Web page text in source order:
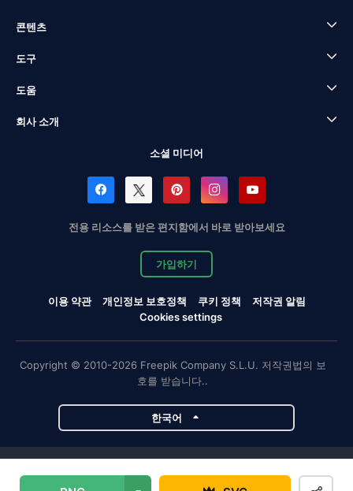
콘텐츠
도구
도움
회사 소개
소셜 미디어
전용 리소스를 받은 편지함에서 바로 받아보세요
가입하기
이용 약관 개인정보 보호정책 쿠키 정책
저작권 알림
Cookies settings
Copyright © 2010-2026 Freepik Company S.L.U. 저작권법의 보
호를 받습니다..
한국어